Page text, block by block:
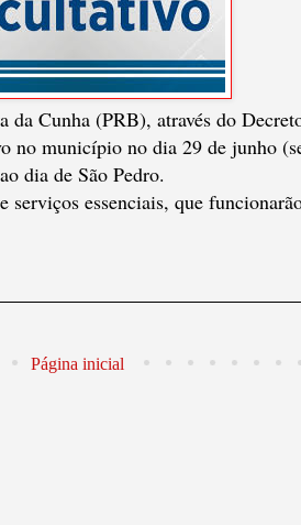
Cunha (PRB), através do
no município no dia 29 de junho
dia de São Pedro.
serviços essenciais, que
Página inicial